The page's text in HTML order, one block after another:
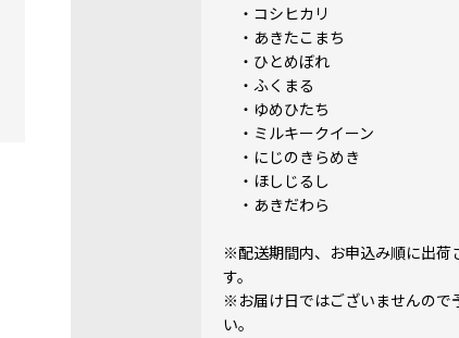
・コシヒカリ
・あきたこまち
・ひとめぼれ
・ふくまる
・ゆめひたち
・ミルキークイーン
・にじのきらめき
・ほしじるし
・あきだわら
※配送期間内、お申込み順に出荷
す。
※お届け日ではございませんので
い。